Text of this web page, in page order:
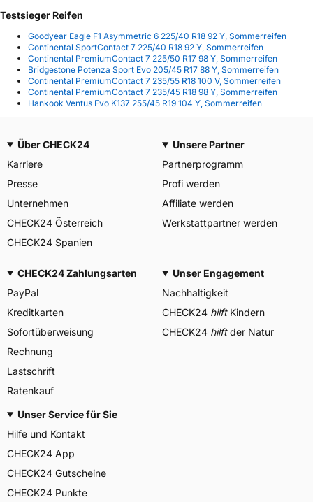
Testsieger Reifen
Goodyear Eagle F1 Asymmetric 6 225/40 R18 92 Y, Sommerreifen
Continental SportContact 7 225/40 R18 92 Y, Sommerreifen
Continental PremiumContact 7 225/50 R17 98 Y, Sommerreifen
Bridgestone Potenza Sport Evo 205/45 R17 88 Y, Sommerreifen
Continental PremiumContact 7 235/55 R18 100 V, Sommerreifen
Continental PremiumContact 7 235/45 R18 98 Y, Sommerreifen
Hankook Ventus Evo K137 255/45 R19 104 Y, Sommerreifen
Über CHECK24
Karriere
Presse
Unternehmen
CHECK24 Österreich
CHECK24 Spanien
Unsere Partner
Partnerprogramm
Profi werden
Affiliate werden
Werkstattpartner werden
CHECK24 Zahlungsarten
PayPal
Kreditkarten
Sofortüberweisung
Rechnung
Lastschrift
Ratenkauf
Unser Engagement
Nachhaltigkeit
CHECK24 hilftKindern
CHECK24 hilftder Natur
Unser Service für Sie
Hilfe und Kontakt
CHECK24 App
CHECK24 Gutscheine
CHECK24 Punkte